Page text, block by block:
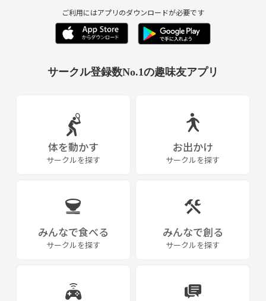
ご利用にはアプリのダウンロードが必要です
サークル登録数No.1の趣味友アプリ
体を動かす
サークルを探す
お出かけ
サークルを探す
みんなで食べる
サークルを探す
みんなで創る
サークルを探す